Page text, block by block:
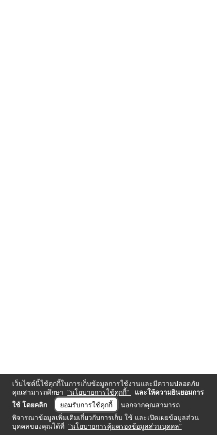
เว็บไซต์นี้ใช้คุกกี้ในการเก็บข้อมูลการใช้งานและมีความปลอดภัย
คุณสามารถศึกษา "นโยบายการใช้คุกกี้"
และให้ความยินยอมการ
ใช้ โดยคลิก
ยอมรับการใช้คุกกี้
นอกจากคุณสามารถ
พิจารณาข้อมูลเพิ่มเติมเกี่ยวกับการเก็บ ใช้ และเปิดเผยข้อมูลส่วน
บุคคลของคุณได้ที่ "นโยบายการคุ้มครองข้อมูลส่วนบุคคล"